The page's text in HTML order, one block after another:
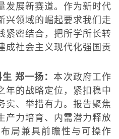
发展新赛道。作为新时代
兴领域的崛起要求我们走
紧密结合，把所学所长转
成社会主义现代化强国贡
郑一扬： 本次政府工作
年的战略定位，紧扣稳中
实、举措有力。报告聚焦
产力培育、内需潜力释放
局兼具前瞻性与可操作